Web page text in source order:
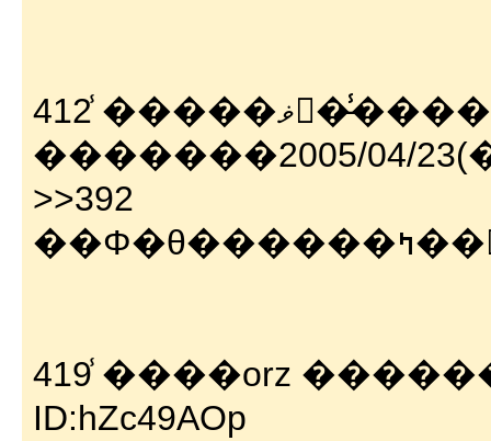
412 ̾�����ޥ󥻡�̵̾������
�������2005/04/
>>392
419 ̾����orz
ID:hZc49AOp